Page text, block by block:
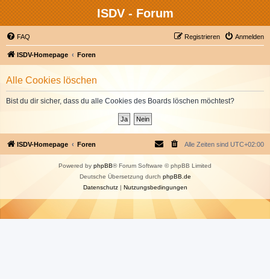
ISDV - Forum
FAQ Anmelden
Registrieren
ISDV-Homepage Foren
Alle Cookies löschen
Bist du dir sicher, dass du alle Cookies des Boards löschen möchtest?
ISDV-Homepage Foren Alle Zeiten sind UTC+02:00
Powered by phpBB® Forum Software © phpBB Limited
Deutsche Übersetzung durch phpBB.de
Datenschutz| Nutzungsbedingungen